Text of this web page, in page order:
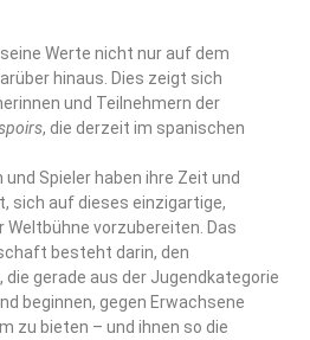
Werte nicht nur auf dem
hinaus. Dies zeigt sich
und Teilnehmern der
, die derzeit im spanischen
und Spieler haben ihre Zeit und
sich auf dieses einzigartige,
Weltbühne vorzubereiten. Das
besteht darin, den
die gerade aus der Jugendkategorie
beginnen, gegen Erwachsene
zu bieten – und ihnen so die